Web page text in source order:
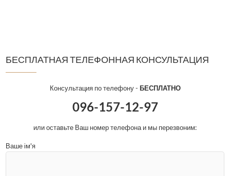
БЕСПЛАТНАЯ ТЕЛЕФОННАЯ КОНСУЛЬТАЦИЯ
Консультация по телефону - БЕСПЛАТНО
096-157-12-97
или оставьте Ваш номер телефона и мы перезвоним:
Ваше ім'я